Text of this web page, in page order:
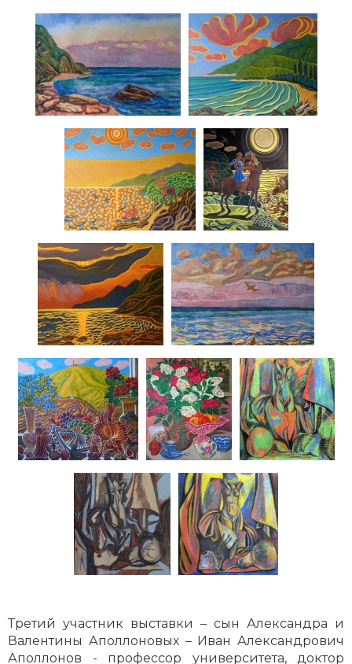
Третий участник выставки – сын Александра и
Валентины Аполлоновых – Иван Александрович
Аполлонов - профессор университета, доктор